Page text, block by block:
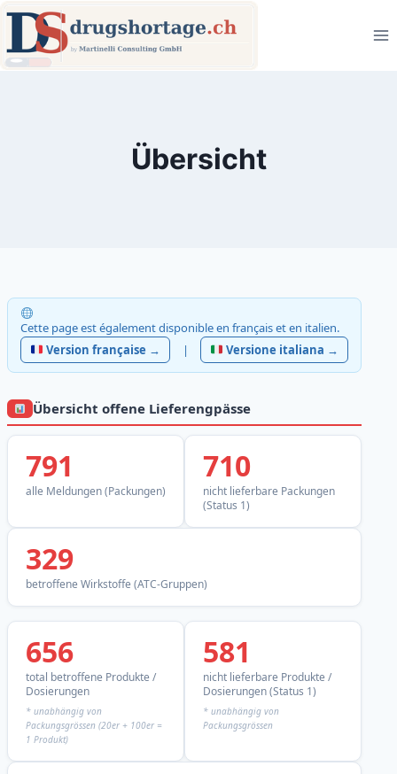
Zum
Inhalt
springen
Übersicht
Cette page est également disponible en français et en italien.
Version française →
| Versione italiana →
Übersicht offene Lieferengpässe
791
alle Meldungen (Packungen)
710
nicht lieferbare Packungen
(Status 1)
329
betroffene Wirkstoffe (ATC-Gruppen)
656
total betroffene Produkte /
Dosierungen
* unabhängig von
Packungsgrössen (20er + 100er =
1 Produkt)
581
nicht lieferbare Produkte /
Dosierungen (Status 1)
* unabhängig von
Packungsgrössen